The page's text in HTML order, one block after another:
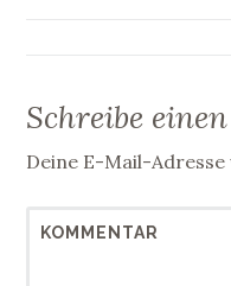
Schreibe
Deine E-Mail-
KOMMENTAR